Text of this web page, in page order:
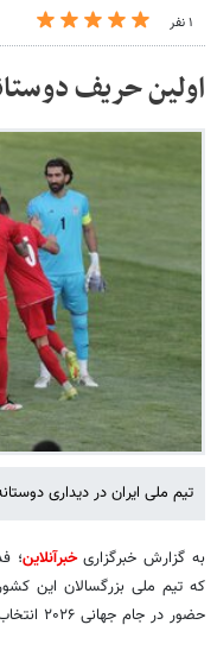
۱ نفر
اولین حریف
تیم ملی ایران در دیداری
به گزارش خبرگزاریخبرآنلاین؛
که تیم ملی بزرگسالان این
حضور در جام جهانی ۲۰۲۶ انتخاب شده است.